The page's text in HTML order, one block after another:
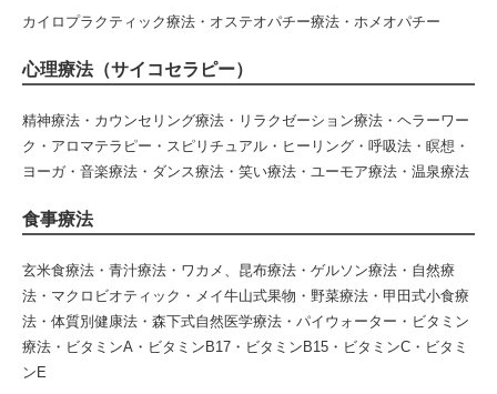
カイロプラクティック療法・オステオパチー療法・ホメオパチー
心理療法（サイコセラピー）
精神療法・カウンセリング療法・リラクゼーション療法・ヘラーワー
ク・アロマテラピー・スピリチュアル・ヒーリング・呼吸法・瞑想・
ヨーガ・音楽療法・ダンス療法・笑い療法・ユーモア療法・温泉療法
食事療法
玄米食療法・青汁療法・ワカメ、昆布療法・ゲルソン療法・自然療
法・マクロビオティック・メイ牛山式果物・野菜療法・甲田式小食療
法・体質別健康法・森下式自然医学療法・パイウォーター・ビタミン
療法・ビタミンA・ビタミンB17・ビタミンB15・ビタミンC・ビタミ
ンE